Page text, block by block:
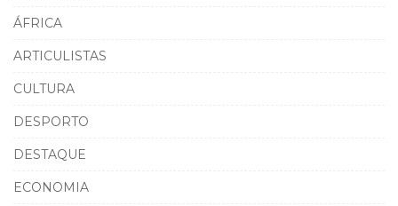
ÁFRICA
ARTICULISTAS
CULTURA
DESPORTO
DESTAQUE
ECONOMIA